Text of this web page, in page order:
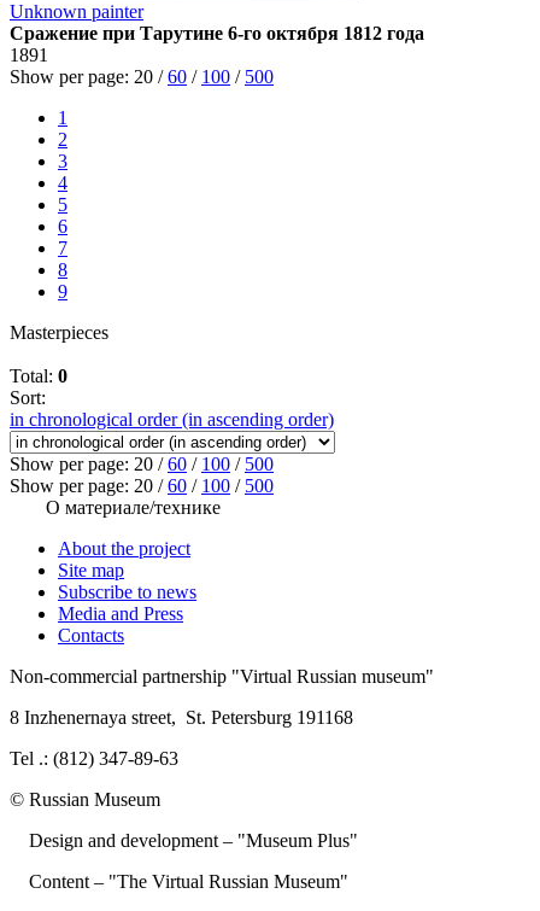
Unknown painter
Сражение при Тарутине 6-го октября 1812 года
1891
Show per page: 20 /60 / 100 / 500
1
2
3
4
5
6
7
8
9
Masterpieces
Total: 0
Sort:
in chronological order (in ascending order)
Show per page: 20 /60 / 100 / 500
Show per page: 20 /60 / 100 / 500
О материале/технике
About the project
Site map
Subscribe to news
Media and Press
Contacts
Non-commercial partnership "Virtual Russian museum"
8 Inzhenernaya street, St. Petersburg 191168
Tel .: (812) 347-89-63
© Russian Museum
Design and development – "Museum Plus"
Content – "The Virtual Russian Museum"